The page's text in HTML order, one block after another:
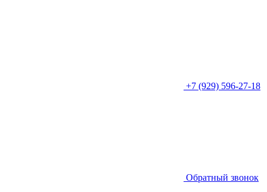
+7 (929) 596-27-18
Обратный звонок